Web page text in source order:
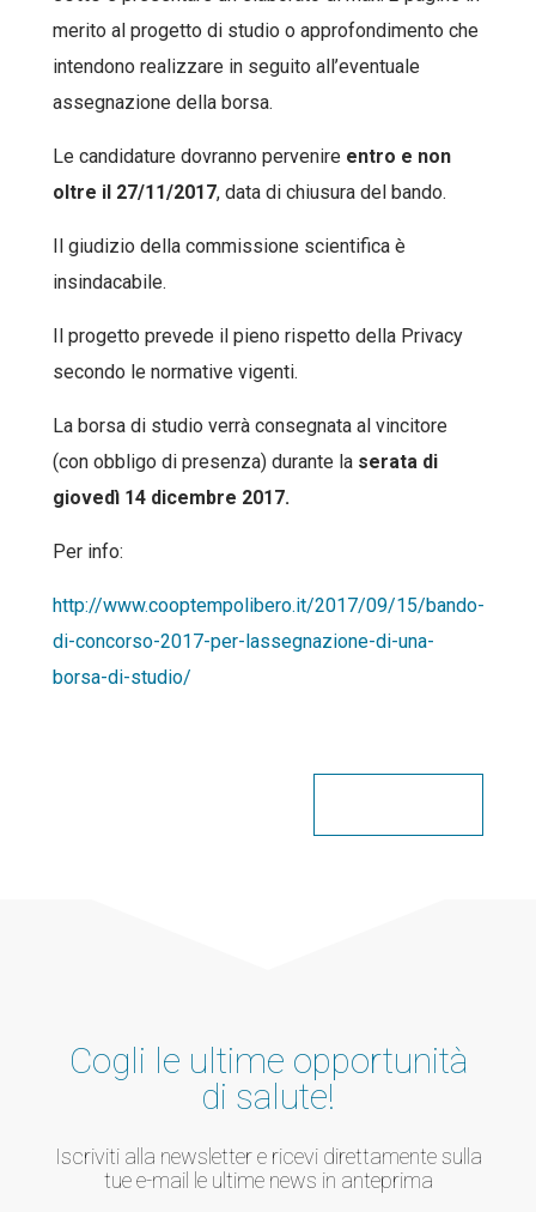
merito al progetto di studio o approfondimento che
intendono realizzare in seguito all’eventuale
assegnazione della borsa.
Le candidature dovranno pervenire entro e non
oltre il 27/11/2017, data di chiusura del bando.
Il giudizio della commissione scientifica è
insindacabile.
Il progetto prevede il pieno rispetto della Privacy
secondo le normative vigenti.
La borsa di studio verrà consegnata al vincitore
(con obbligo di presenza) durante la serata di
giovedì 14 dicembre 2017.
Per info:
http://www.cooptempolibero.it/2017/09/15/bando-
di-concorso-2017-per-lassegnazione-di-una-
borsa-di-studio/
Cogli le ultime opportunità
di salute!
Iscriviti alla newsletter e ricevi direttamente sulla
tue e-mail le ultime news in anteprima